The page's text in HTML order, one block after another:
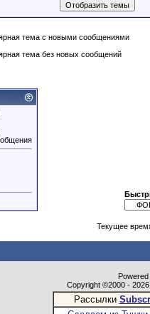
тема с новыми сообщениями
тема без новых сообщений
Текущее
Copyright ©2000 -
Рассылки